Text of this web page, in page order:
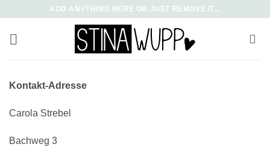
springen
ADD ANYTHING HERE OR JUST REMOVE IT...
Kontakt-Adresse
Carola Strebel
Bachweg 3